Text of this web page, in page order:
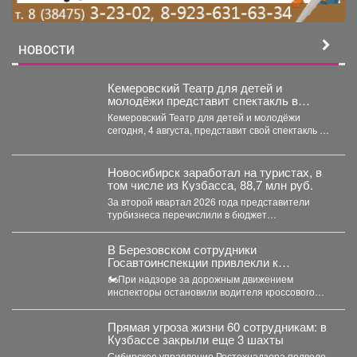
НОВОСТИ
Кемеровский Театр для детей и
молодёжи представит спектакль в
Москве
Кемеровский Театр для детей и молодёжи
сегодня, 4 августа, представит свой спектакль на
Новосибирск заработал на туристах, в
том числе из Кузбасса, 88,7 млн руб.
За второй квартал 2026 года представители
турбизнеса перечислили в бюджет
В Березовском сотрудники
Госавтоинспекции привлекли к
ответственности водителя мотоцикла,
не имеющего права управления
🏍При надзоре за дорожным движением
инспекторы остановили водителя кроссового
Прямая угроза жизни 60 сотрудникам: в
Кузбассе закрыли еще 3 шахты